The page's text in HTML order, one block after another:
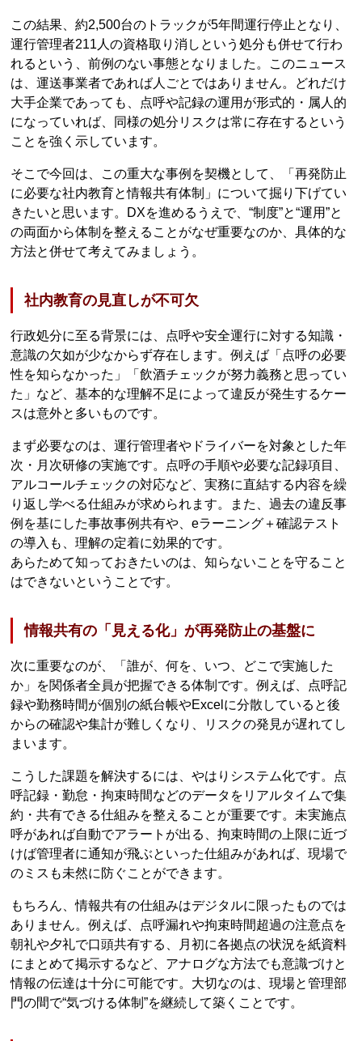
この結果、約2,500台のトラックが5年間運行停止となり、
運行管理者211人の資格取り消しという処分も併せて行わ
れるという、前例のない事態となりました。このニュース
は、運送事業者であれば人ごとではありません。どれだけ
大手企業であっても、点呼や記録の運用が形式的・属人的
になっていれば、同様の処分リスクは常に存在するという
ことを強く示しています。
そこで今回は、この重大な事例を契機として、「再発防止
に必要な社内教育と情報共有体制」について掘り下げてい
きたいと思います。DXを進めるうえで、“制度”と“運用”と
の両面から体制を整えることがなぜ重要なのか、具体的な
方法と併せて考えてみましょう。
社内教育の見直しが不可欠
行政処分に至る背景には、点呼や安全運行に対する知識・
意識の欠如が少なからず存在します。例えば「点呼の必要
性を知らなかった」「飲酒チェックが努力義務と思ってい
た」など、基本的な理解不足によって違反が発生するケー
スは意外と多いものです。
まず必要なのは、運行管理者やドライバーを対象とした年
次・月次研修の実施です。点呼の手順や必要な記録項目、
アルコールチェックの対応など、実務に直結する内容を繰
り返し学べる仕組みが求められます。また、過去の違反事
例を基にした事故事例共有や、eラーニング＋確認テスト
の導入も、理解の定着に効果的です。
あらためて知っておきたいのは、知らないことを守ること
はできないということです。
情報共有の「見える化」が再発防止の基盤に
次に重要なのが、「誰が、何を、いつ、どこで実施した
か」を関係者全員が把握できる体制です。例えば、点呼記
録や勤務時間が個別の紙台帳やExcelに分散していると後
からの確認や集計が難しくなり、リスクの発見が遅れてし
まいます。
こうした課題を解決するには、やはりシステム化です。点
呼記録・勤怠・拘束時間などのデータをリアルタイムで集
約・共有できる仕組みを整えることが重要です。未実施点
呼があれば自動でアラートが出る、拘束時間の上限に近づ
けば管理者に通知が飛ぶといった仕組みがあれば、現場で
のミスも未然に防ぐことができます。
もちろん、情報共有の仕組みはデジタルに限ったものでは
ありません。例えば、点呼漏れや拘束時間超過の注意点を
朝礼や夕礼で口頭共有する、月初に各拠点の状況を紙資料
にまとめて掲示するなど、アナログな方法でも意識づけと
情報の伝達は十分に可能です。大切なのは、現場と管理部
門の間で“気づける体制”を継続して築くことです。